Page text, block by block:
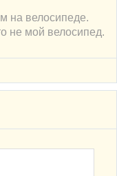
на велосипеде.
не мой велосипед.